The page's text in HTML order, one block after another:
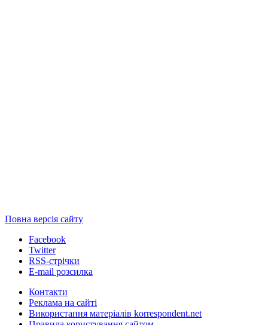
Повна версія сайту
Facebook
Twitter
RSS-стрічки
E-mail розсилка
Контакти
Реклама на сайті
Використання матеріалів korrespondent.net